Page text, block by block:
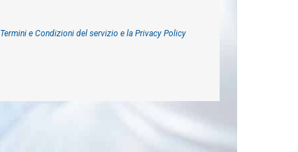
Termini e Condizioni del servizio e laPrivacy Policy